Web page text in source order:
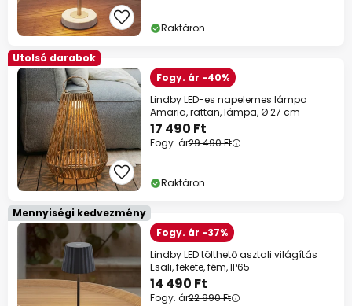
Raktáron
Utolsó darabok
Fogy. ár -40%
Lindby LED-es napelemes lámpa
Amaria, rattan, lámpa, Ø 27 cm
17 490 Ft
Fogy. ár29 490 Ft
Raktáron
Mennyiségi kedvezmény
Fogy. ár -37%
Lindby LED tölthető asztali világítás
Esali, fekete, fém, IP65
14 490 Ft
Fogy. ár22 990 Ft